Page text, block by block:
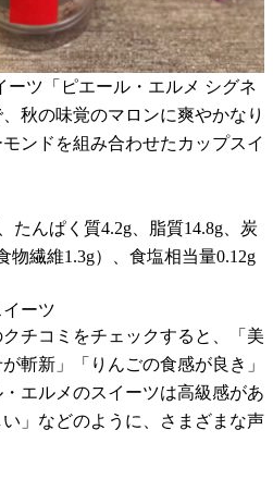
ーツ「ピエール・エルメ シグネ
秋の味覚のマロンに爽やかなり
ンドを組み合わせたカップスイ
たんぱく質4.2g、脂質14.8g、炭
物繊維1.3g）、食塩相当量0.12g
ーツ
チコミをチェックすると、「美
斬新」「りんごの食感が良き」
・エルメのスイーツは高級感があ
」などのように、さまざまな声